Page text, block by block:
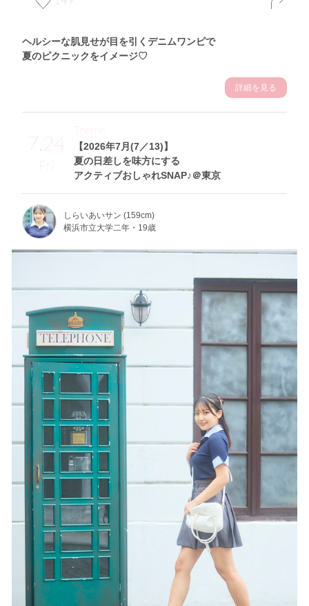
ヘルシーな肌見せが目を引くデニムワンピで
夏のピクニックをイメージ♡
詳細を見る
7.24
Fri
【2026年7月(7／13)】
夏の日差しを味方にする
アクティブおしゃれSNAP♪＠東京
Theme
しらいあいサン (159cm)
横浜市立大学二年・19歳